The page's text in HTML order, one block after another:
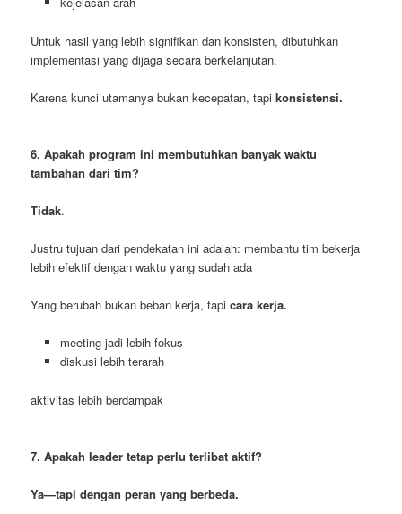
Untuk hasil yang lebih signifikan dan konsisten, dibutuhkan
implementasi yang dijaga secara berkelanjutan.
Karena kunci utamanya bukan kecepatan, tapikonsistensi.
6. Apakah program ini membutuhkan banyak waktu
tambahan dari tim?
Tidak.
Justru tujuan dari pendekatan ini adalah: membantu tim bekerja
lebih efektif dengan waktu yang sudah ada
Yang berubah bukan beban kerja, tapicara kerja.
meeting jadi lebih fokus
diskusi lebih terarah
aktivitas lebih berdampak
7. Apakah leader tetap perlu terlibat aktif?
Ya—tapi dengan peran yang berbeda.